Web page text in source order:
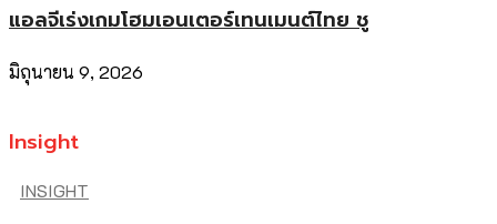
แอลจีเร่งเกมโฮมเอนเตอร์เทนเมนต์ไทย ชู
มิถุนายน 9, 2026
Insight
INSIGHT